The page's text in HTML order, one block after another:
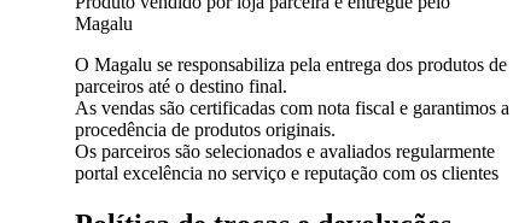
Magalu
O Magalu se responsabiliza pela entrega dos produtos de
parceiros até o destino final.
As vendas são certificadas com nota fiscal e garantimos a
procedência de produtos originais.
Os parceiros são selecionados e avaliados regularmente
portal excelência no serviço e reputação com os clientes